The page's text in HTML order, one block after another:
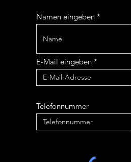
Namen eingeben
E-Mail eingeben
Telefonnummer